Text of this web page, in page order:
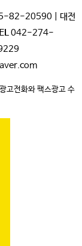
82-20590 | 대전
042-274-
고전화와 팩스광고 수